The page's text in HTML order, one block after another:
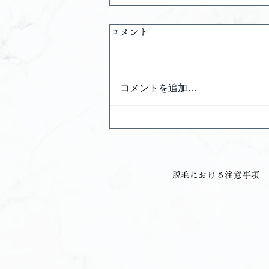
8月キャンペーン
コメント
コメントを追加…
​脱毛における注意事項